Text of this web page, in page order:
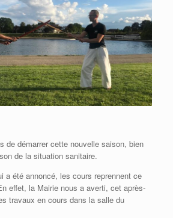
de démarrer cette nouvelle saison, bien
de la situation sanitaire.
a été annoncé, les cours reprennent ce
effet, la Mairie nous a averti, cet après-
travaux en cours dans la salle du